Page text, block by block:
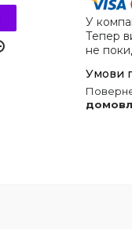
У
Тепер
не